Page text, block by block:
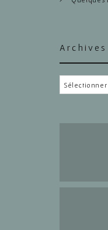
Archives
Archives